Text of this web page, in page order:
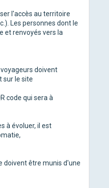
l'accès au territoire
Les personnes dont le
et renvoyés vers la
doivent
sur le site
code qui sera à
à évoluer, il est
doivent être munis d'une